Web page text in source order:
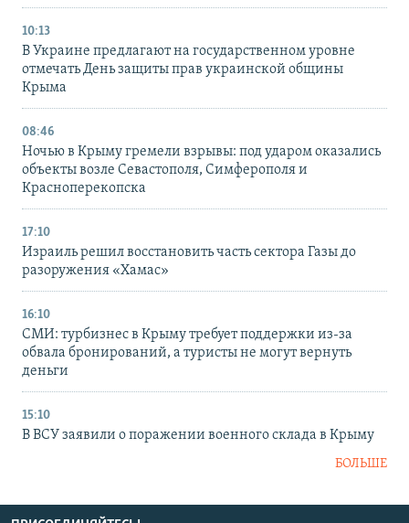
10:13
В Украине предлагают на государственном уровне
отмечать День защиты прав украинской общины
Крыма
08:46
Ночью в Крыму гремели взрывы: под ударом оказались
объекты возле Севастополя, Симферополя и
Красноперекопска
17:10
Израиль решил восстановить часть сектора Газы до
разоружения «Хамас»
16:10
СМИ: турбизнес в Крыму требует поддержки из-за
обвала бронирований, а туристы не могут вернуть
деньги
15:10
В ВСУ заявили о поражении военного склада в Крыму
БОЛЬШЕ